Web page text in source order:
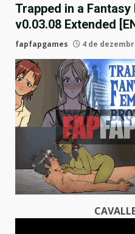
Trapped in a
v0.03.08 Extended
fapfapgames 4 de